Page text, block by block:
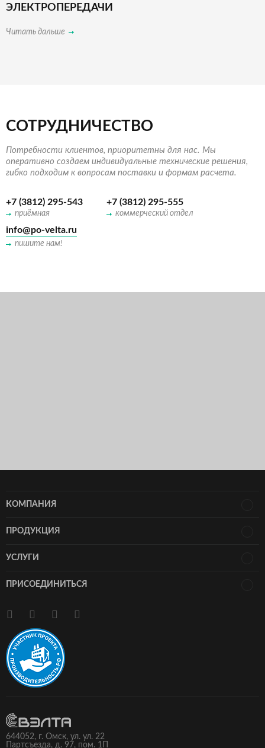
ЭЛЕКТРОПЕРЕДАЧИ
Читать дальше
СОТРУДНИЧЕСТВО
Потребности клиентов, приоритетны для нас. Мы
оперативно создаем индивидуальные технические решения,
гибко подходим к вопросам поставки и формам расчета.
+7 (3812) 295-543
приёмная
+7 (3812) 295-555
коммерческий отдел
info@po-velta.ru
пишите нам!
КОМПАНИЯ
ПРОДУКЦИЯ
УСЛУГИ
ПРИСОЕДИНИТЬСЯ
644052, г. Омск, ул. ул. 22
Партсъезда, д. 97, пом. 1П